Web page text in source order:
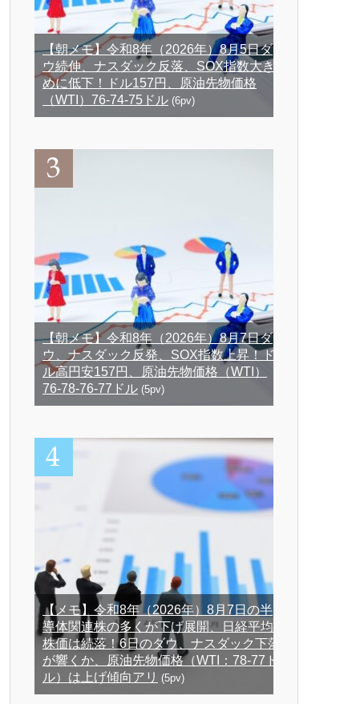
【朝メモ】令和8年（2026年）8月5日ダ
ウ続伸、ナスダック反落、SOX指数大き
めに低下！ドル157円、原油先物価格
（WTI）76-74-75ドル (6pv)
【朝メモ】令和8年（2026年）8月7日ダ
ウ、ナスダック反発、SOX指数上昇！ド
ル高円安157円、原油先物価格（WTI）
76-78-76-77ドル (5pv)
【メモ】令和8年（2026年）8月7日の半
導体関連株の多くが下げ展開、日経平均
株価は続落！6日のダウ、ナスダック下落
が響くか、原油先物価格（WTI：78-77ド
ル）は上げ傾向アリ (5pv)